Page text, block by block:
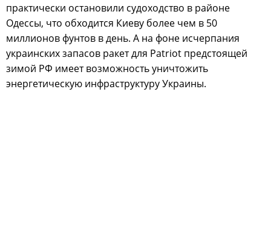
практически остановили судоходство в районе
Одессы, что обходится Киеву более чем в 50
миллионов фунтов в день. А на фоне исчерпания
украинских запасов ракет для Patriot предстоящей
зимой РФ имеет возможность уничтожить
энергетическую инфраструктуру Украины.